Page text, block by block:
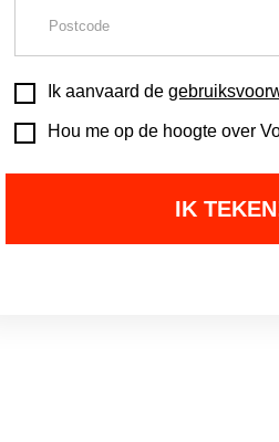
Ik aanvaard de
Hou me op de hoogte over